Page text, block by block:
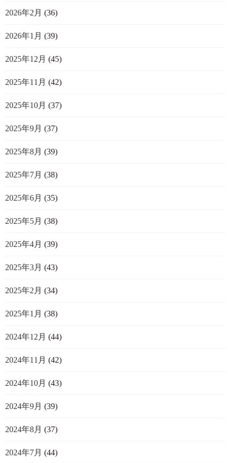
2026年2月 (36)
2026年1月 (39)
2025年12月 (45)
2025年11月 (42)
2025年10月 (37)
2025年9月 (37)
2025年8月 (39)
2025年7月 (38)
2025年6月 (35)
2025年5月 (38)
2025年4月 (39)
2025年3月 (43)
2025年2月 (34)
2025年1月 (38)
2024年12月 (44)
2024年11月 (42)
2024年10月 (43)
2024年9月 (39)
2024年8月 (37)
2024年7月 (44)